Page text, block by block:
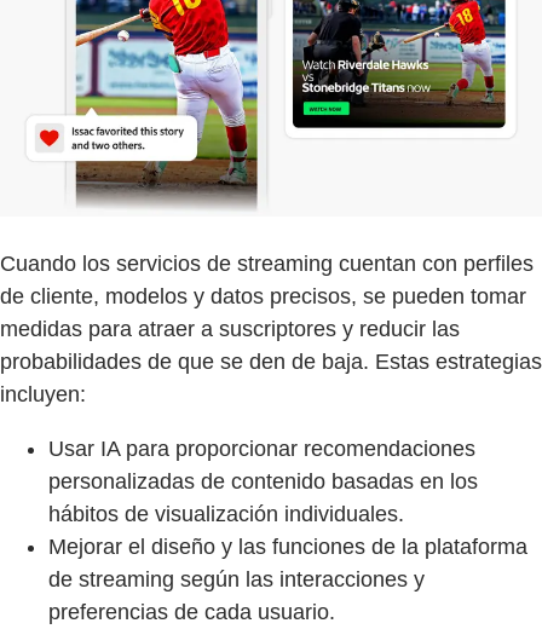
Cuando los servicios de streaming cuentan con perfiles
de cliente, modelos y datos precisos, se pueden tomar
medidas para atraer a suscriptores y reducir las
probabilidades de que se den de baja. Estas estrategias
incluyen:
Usar IA para proporcionar recomendaciones
personalizadas de contenido basadas en los
hábitos de visualización individuales.
Mejorar el diseño y las funciones de la plataforma
de streaming según las interacciones y
preferencias de cada usuario.